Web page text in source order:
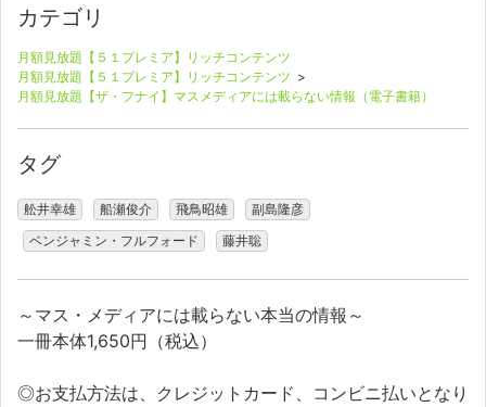
カテゴリ
月額見放題【５１プレミア】リッチコンテンツ
月額見放題【５１プレミア】リッチコンテンツ >
月額見放題【ザ・フナイ】マスメディアには載らない情報（電子書籍）
タグ
舩井幸雄 船瀬俊介 飛鳥昭雄
副島隆彦
ベンジャミン・フルフォード
藤井聡
～マス・メディアには載らない本当の情報～
一冊本体1,650円（税込）
◎お支払方法は、クレジットカード、コンビニ払いとなり